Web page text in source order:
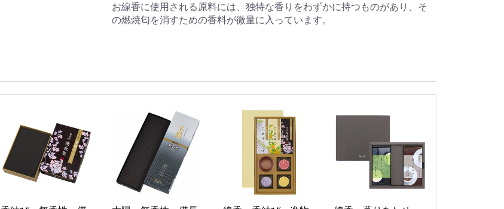
お線香に使用される原料には、独特な香りをわずかに持つものがあり、そ
の燃焼匂を消すための香料が微量に入っています。